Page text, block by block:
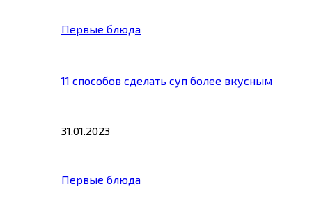
Первые блюда
11 способов сделать суп более вкусным
31.01.2023
Первые блюда